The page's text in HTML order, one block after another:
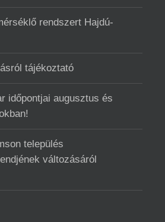
rendszert Hajdú-
tájékoztató
️időpontjai augusztus és
település
változásáról